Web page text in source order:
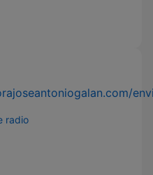
radio